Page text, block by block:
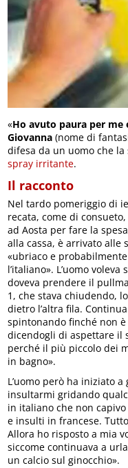
«Ho avuto paura per me
Giovanna (nome di
difesa da un uomo che
spray irritante.
Il racconto
Nel tardo pomeriggio di
recata, come di
ad Aosta per fare la
alla cassa, è arrivato alle
«ubriaco e
l’italiano». L’uomo
doveva prendere il
1, che stava chiudendo,
dietro l’altra fila.
spintonando finché non
dicendogli di aspettare il
perché il più piccolo dei
in bagno».
L’uomo però ha iniziato
insultarmi gridando
in italiano che non
e insulti in francese.
Allora ho risposto a mia
siccome continuava a
un calcio sul ginocchio».